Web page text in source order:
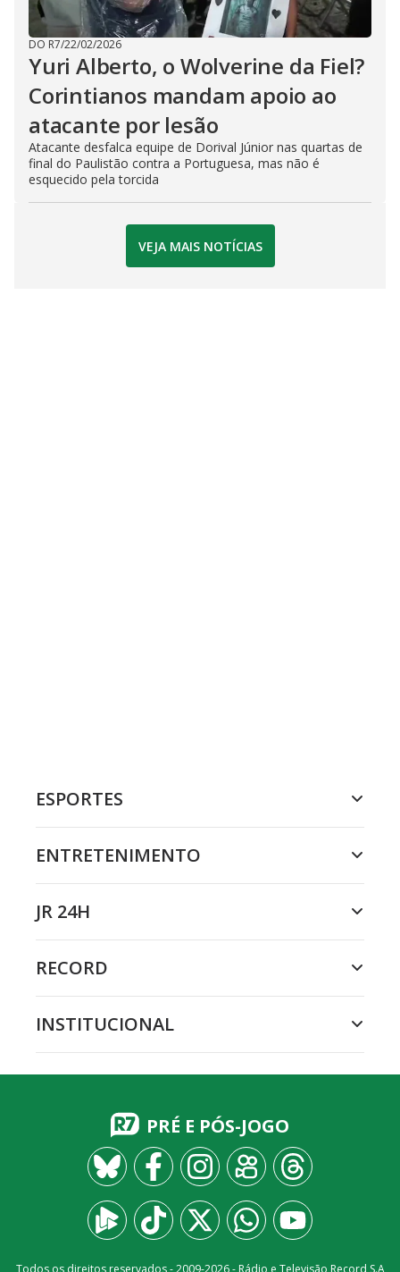
DO R7/22/02/2026
Yuri Alberto, o Wolverine da Fiel?
Corintianos mandam apoio ao
atacante por lesão
Atacante desfalca equipe de Dorival Júnior nas quartas de
final do Paulistão contra a Portuguesa, mas não é
esquecido pela torcida
VEJA MAIS NOTÍCIAS
ESPORTES
ENTRETENIMENTO
JR 24H
RECORD
INSTITUCIONAL
PRÉ E PÓS-JOGO
Todos os direitos reservados - 2009-2026- Rádio e Televisão Record S.A